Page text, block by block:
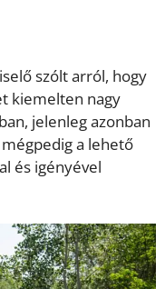
szólt arról, hogy
kiemelten nagy
jelenleg azonban
a lehető
és igényével